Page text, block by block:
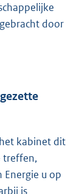
door
kabinet dit
treffen,
u op
is